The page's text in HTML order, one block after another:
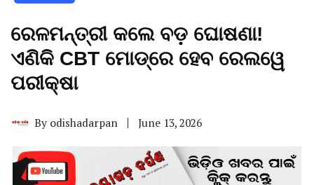
ରେଳମନ୍ତ୍ରୀ କଲେ ବଡ଼ ଘୋଷଣା!
ଏଣିକି CBT ମୋଡ୍‌ରେ ହେବ ରେଲୱେ
ପରୀକ୍ଷା
By odishadarpan June 13, 2026